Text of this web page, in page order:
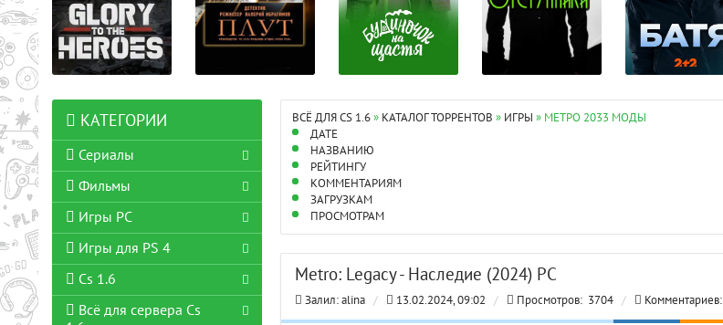
ВСЁ ДЛЯ CS 1.6» КАТАЛОГ ТОРРЕНТОВ » ИГРЫ » МЕТРО 2033 МОДЫ
ДАТЕ
НАЗВАНИЮ
РЕЙТИНГУ
КОММЕНТАРИЯМ
ЗАГРУЗКАМ
ПРОСМОТРАМ
Metro: Legacy - Наследие (2024) PC
Залил:alina / 13.02.2024, 09:02 / Просмотров: 3704 / Комментариев:
КАТЕГОРИИ
Сериалы
Фильмы
Игры PC
Игры для PS 4
Cs 1.6
Всё для сервера Cs